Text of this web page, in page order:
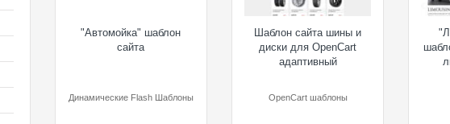
"Автомойка" шаблон
сайта
Динамические Flash Шаблоны
Шаблон сайта шины и
диски для OpenCart
адаптивный
OpenCart шаблоны